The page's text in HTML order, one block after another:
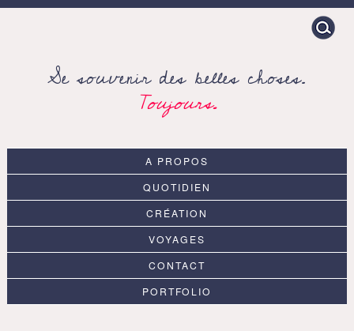
Search
for:
Se souvenir des belles choses.
Toujours.
A PROPOS
QUOTIDIEN
CRÉATION
VOYAGES
CONTACT
PORTFOLIO